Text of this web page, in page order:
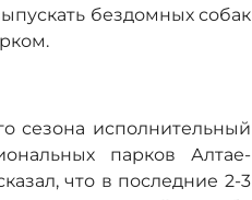
бездомных собак
сезона исполнительный
парков Алтае-
что в последние 2-3